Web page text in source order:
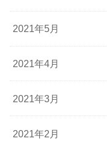
2021年5月
2021年4月
2021年3月
2021年2月